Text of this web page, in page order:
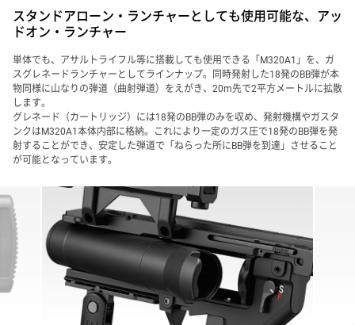
スタンドアローン・ランチャーとしても使用可能な、アッ
ドオン・ランチャー
単体でも、アサルトライフル等に搭載しても使用できる「M320A1」を、ガ
スグレネードランチャーとしてラインナップ。同時発射した18発のBB弾が本
物同様に山なりの弾道（曲射弾道）をえがき、20m先で2平方メートルに拡散
します。
グレネード（カートリッジ）には18発のBB弾のみを収め、発射機構やガスタ
ンクはM320A1本体内部に格納。これにより一定のガス圧で18発のBB弾を発
射することができ、安定した弾道で「ねらった所にBB弾を到達」させること
が可能となっています。